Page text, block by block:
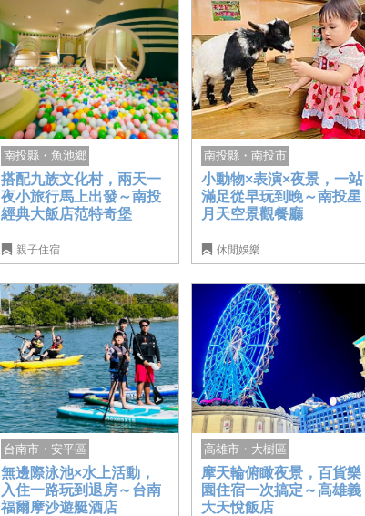
南投縣・魚池鄉
搭配九族文化村，兩天一
夜小旅行馬上出發～南投
經典大飯店范特奇堡
親子住宿
南投縣・南投市
小動物×表演×夜景，一站
滿足從早玩到晚～南投星
月天空景觀餐廳
休閒娛樂
台南市・安平區
無邊際泳池×水上活動，
入住一路玩到退房～台南
福爾摩沙遊艇酒店
高雄市・大樹區
摩天輪俯瞰夜景，百貨樂
園住宿一次搞定～高雄義
大天悅飯店